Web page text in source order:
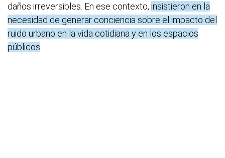
daños irreversibles. En ese contexto, insistieron en la
necesidad de generar conciencia sobre el impacto del
ruido urbano en la vida cotidiana y en los espacios
públicos